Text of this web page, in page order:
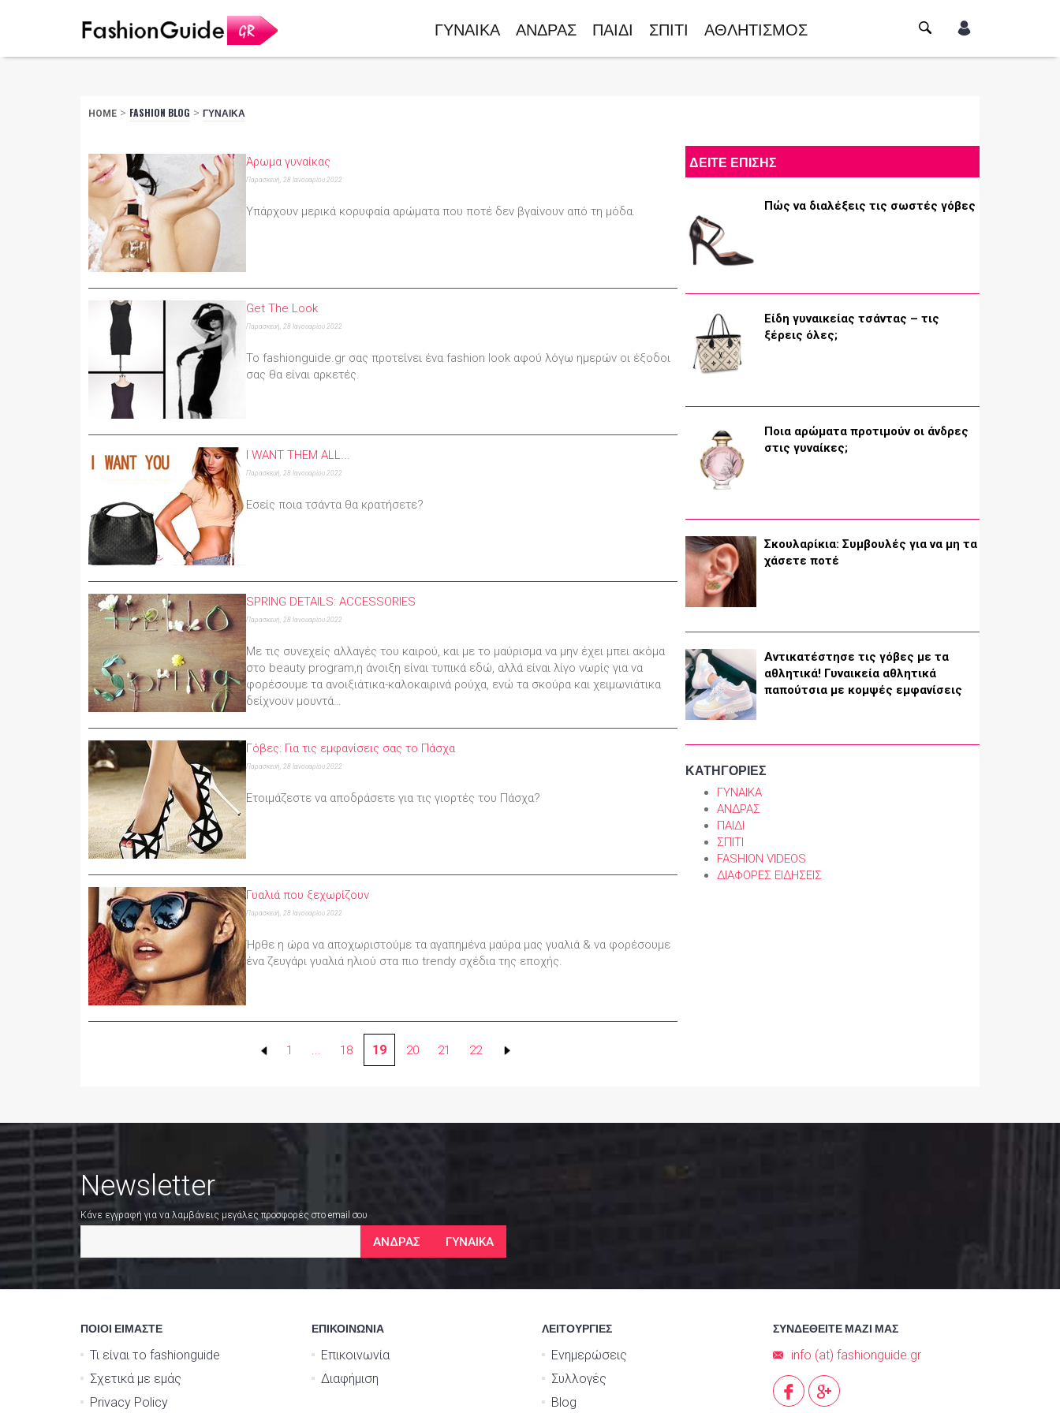
ΓΥΝΑΙΚΑ ΑΝΔΡΑΣ ΠΑΙΔΙ ΣΠΙΤΙ ΑΘΛΗΤΙΣΜΟΣ
HOME > FASHION BLOG > ΓΥΝΑΙΚΑ
Άρωμα γυναίκας
Παρασκευή, 28 Ιανουαρίου 2022
Υπάρχουν μερικά κορυφαία αρώματα που ποτέ δεν βγαίνουν από τη μόδα.
Get The Look
Παρασκευή, 28 Ιανουαρίου 2022
To fashionguide.gr σας προτείνει ένα fashion look αφού λόγω ημερών οι έξοδοι
σας θα είναι αρκετές.
I WANT THEM ALL...
Παρασκευή, 28 Ιανουαρίου 2022
Εσείς ποια τσάντα θα κρατήσετε?
SPRING DETAILS: ACCESSORIES
Παρασκευή, 28 Ιανουαρίου 2022
Με τις συνεχείς αλλαγές του καιρού, και με το μαύρισμα να μην έχει μπει ακόμα
στο beauty program,η άνοιξη είναι τυπικά εδώ, αλλά είναι λίγο νωρίς για να
φορέσουμε τα ανοιξιάτικα-καλοκαιρινά ρούχα, ενώ τα σκούρα και χειμωνιάτικα
δείχνουν μουντά…
Γόβες: Για τις εμφανίσεις σας το Πάσχα
Παρασκευή, 28 Ιανουαρίου 2022
Ετοιμάζεστε να αποδράσετε για τις γιορτές του Πάσχα?
Γυαλιά που ξεχωρίζουν
Παρασκευή, 28 Ιανουαρίου 2022
Ήρθε η ώρα να αποχωριστούμε τα αγαπημένα μαύρα μας γυαλιά & να φορέσουμε
ένα ζευγάρι γυαλιά ηλιού στα πιο trendy σχέδια της εποχής.
1 ... 18 19 20 21 22
ΔΕΙΤΕ ΕΠΙΣΗΣ
Πώς να διαλέξεις τις σωστές γόβες
Είδη γυναικείας τσάντας – τις
ξέρεις όλες;
Ποια αρώματα προτιμούν οι άνδρες
στις γυναίκες;
Σκουλαρίκια: Συμβουλές για να μη τα
χάσετε ποτέ
Αντικατέστησε τις γόβες με τα
αθλητικά! Γυναικεία αθλητικά
παπούτσια με κομψές εμφανίσεις
ΚΑΤΗΓΟΡΙΕΣ
ΓΥΝΑΙΚΑ
ΑΝΔΡΑΣ
ΠΑΙΔΙ
ΣΠΙΤΙ
FASHION VIDEOS
ΔΙΑΦΟΡΕΣ ΕΙΔΗΣΕΙΣ
Newsletter
Κάνε εγγραφή για να λαμβάνεις μεγάλες προσφορές στο email σου
ΑΝΔΡΑΣ ΓΥΝΑΙΚΑ
ΠΟΙΟΙ ΕΙΜΑΣΤΕ
Τι είναι το fashionguide
Σχετικά με εμάς
Privacy Policy
ΕΠΙΚΟΙΝΩΝΙΑ
Επικοινωνία
Διαφήμιση
ΛΕΙΤΟΥΡΓΙΕΣ
Ενημερώσεις
Συλλογές
Blog
ΣΥΝΔΕΘΕΙΤΕ ΜΑΖΙ ΜΑΣ
info (at) fashionguide.gr